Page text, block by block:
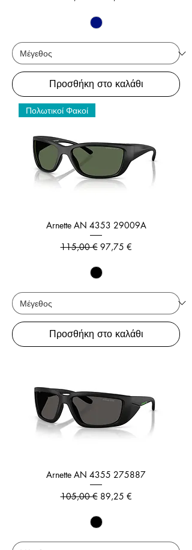
Προσθήκη στο καλάθι
Πολωτικοί Φακοί
Arnette AN 4353 29009A
Κανονική τιμή
115,00 € Τιμή Έκπτωσης
97,75 €
Προσθήκη στο καλάθι
Arnette AN 4355 275887
Κανονική τιμή
105,00 € Τιμή Έκπτωσης
89,25 €